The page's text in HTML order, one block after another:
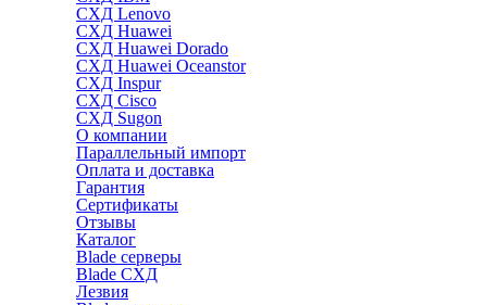
СХД Lenovo
СХД Huawei
СХД Huawei Dorado
СХД Huawei Oceanstor
СХД Inspur
СХД Cisco
СХД Sugon
О компании
Параллельный импорт
Оплата и доставка
Гарантия
Сертификаты
Отзывы
Каталог
Blade серверы
Blade СХД
Лезвия